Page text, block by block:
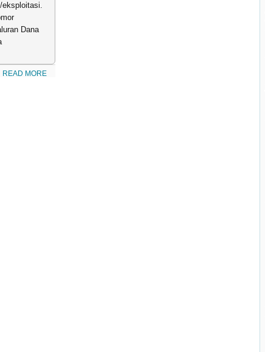
eksploitasi.
Dana
READ MORE